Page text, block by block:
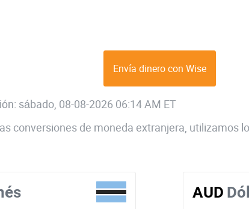
Envía dinero con Wise
sábado, 08-08-2026 06:14 AM ET
conversiones de moneda extranjera, utilizamos
AUD